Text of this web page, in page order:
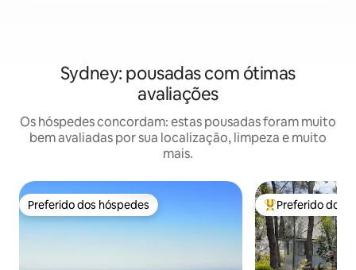
Sydney: pousadas com ótimas
avaliações
Os hóspedes concordam: estas pousadas foram muito
bem avaliadas por sua localização, limpeza e muito
mais.
Preferido dos hóspedes
Preferido dos hóspedes Entre os
Preferido dos